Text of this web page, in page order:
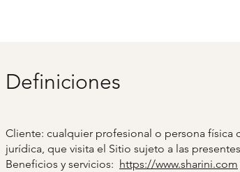
Definiciones
Cliente: cualquier profesional o persona física
jurídica, que visita el Sitio sujeto a las
Beneficios y servicios: https://www.sharini.com